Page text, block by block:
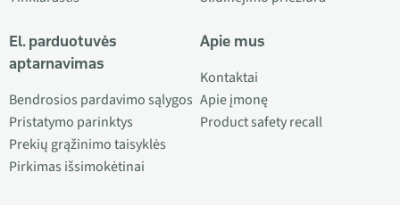
El. parduotuvės
aptarnavimas
Bendrosios pardavimo sąlygos
Pristatymo parinktys
Prekių grąžinimo taisyklės
Pirkimas išsimokėtinai
Apie mus
Kontaktai
Apie įmonę
Product safety recall